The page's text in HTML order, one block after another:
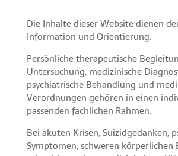
Die Inhalte dieser Website dienen
Information und Orientierung.
Persönliche therapeutische
Untersuchung, medizinische
psychiatrische Behandlung und
Verordnungen gehören in einen
passenden fachlichen Rahmen.
Bei akuten Krisen, Suizidgedanken,
Symptomen, schweren körperlichen